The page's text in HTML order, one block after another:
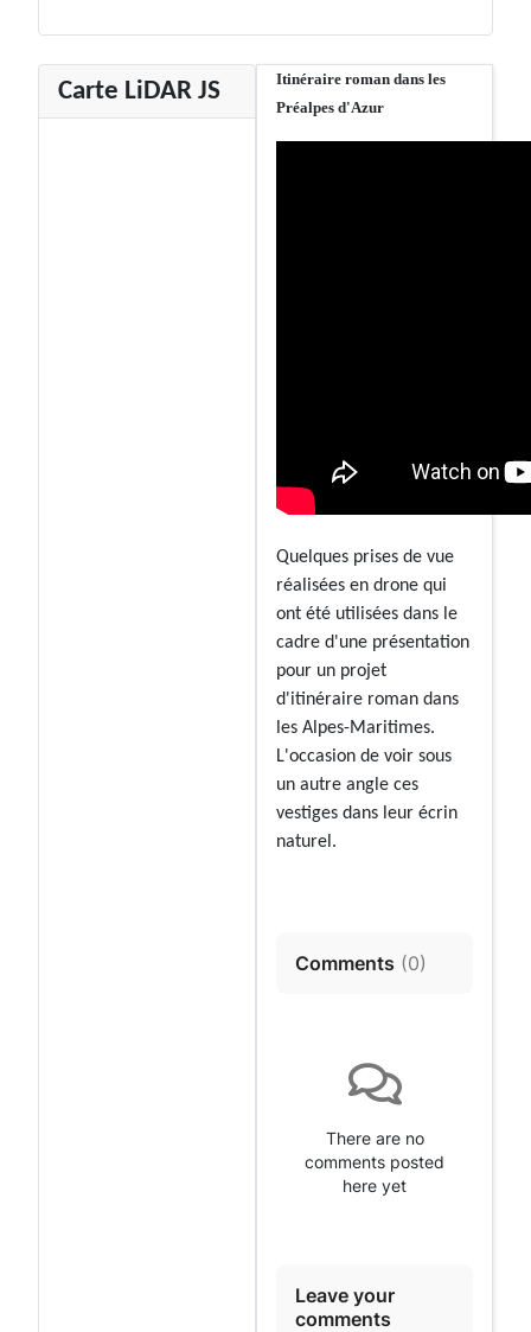
Carte LiDAR JS
Itinéraire roman dans les
Préalpes d'Azur
Quelques prises de vue
réalisées en drone qui
ont été utilisées dans le
cadre d'une présentation
pour un projet
d'itinéraire roman dans
les Alpes-Maritimes.
L'occasion de voir sous
un autre angle ces
vestiges dans leur écrin
naturel.
Comments (0)
There are no
comments posted
here yet
Leave your
comments